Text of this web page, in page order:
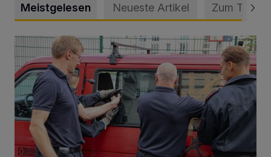
Meistgelesen Neueste Artikel Zum Thema
Feuerwehr befreit Kind aus verschlossenem VW Bulli